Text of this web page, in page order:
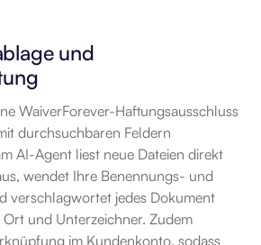
und
WaiverForever-Haftungsausschluss
durchsuchbaren Feldern
AI-Agent liest neue Dateien direkt
wendet Ihre Benennungs- und
verschlagwortet jedes Dokument
und Unterzeichner. Zudem
im Kundenkonto, sodass